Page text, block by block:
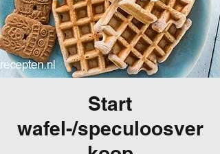
Start
wafel-/speculoosver